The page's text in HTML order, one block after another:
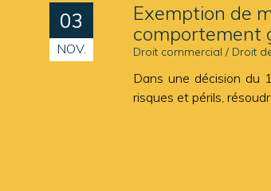
Exemption de
comportement
03
NOV. Droit commercial / Droit
Dans une décision du
risques et périls,